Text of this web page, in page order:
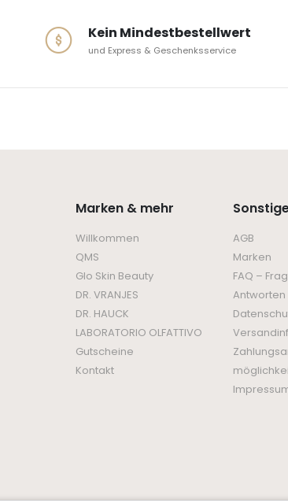
Kein Mindestbestellwert
und Express & Geschenksservice
Marken & mehr
Willkommen
QMS
Glo Skin Beauty
DR. VRANJES
DR. HAUCK
LABORATORIO OLFATTIVO
Gutscheine
Kontakt
AGB
Marken
FAQ –
Antworten